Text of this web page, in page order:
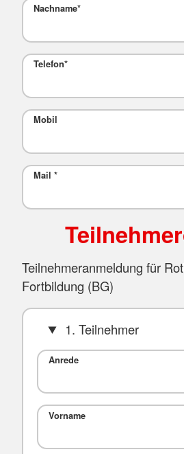
Nachname*
Telefon*
Mobil
Mail *
Teilnehmeranmeldung für
Fortbildung (BG)
1. Teilnehmer
Anrede
Vorname